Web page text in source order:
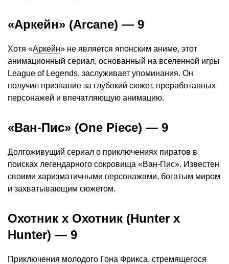
«Аркейн» (Arcane) — 9
Хотя «Аркейн» не является японским аниме, этот
анимационный сериал, основанный на вселенной игры
League of Legends, заслуживает упоминания. Он
получил признание за глубокий сюжет, проработанных
персонажей и впечатляющую анимацию.
«Ван-Пис» (One Piece) — 9
Долгоживущий сериал о приключениях пиратов в
поисках легендарного сокровища «Ван-Пис». Известен
своими харизматичными персонажами, богатым миром
и захватывающим сюжетом.
Охотник x Охотник (Hunter x
Hunter) — 9
Приключения молодого Гона Фрикса, стремящегося